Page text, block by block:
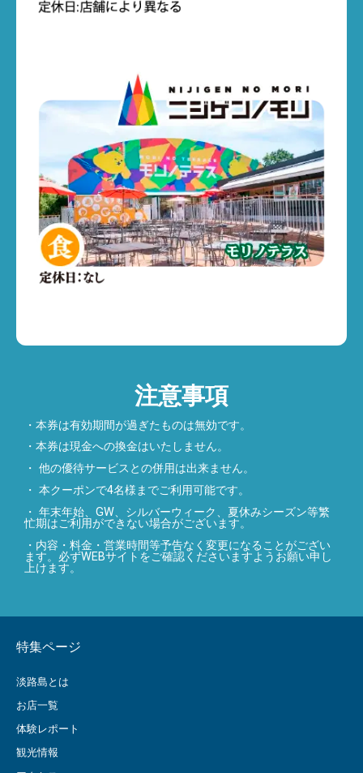
注意事項
・本券は有効期間が過ぎたものは無効です。
・本券は現金への換金はいたしません。
・ 他の優待サービスとの併用は出来ません。
・ 本クーポンで4名様までご利用可能です。
・ 年末年始、GW、シルバーウィーク、夏休みシーズン等繁
忙期はご利用ができない場合がございます。
・内容・料金・営業時間等予告なく変更になることがござい
ます。必ずWEBサイトをご確認くださいますようお願い申し
上けます。
特集ページ
淡路島とは
お店一覧
体験レポート
観光情報